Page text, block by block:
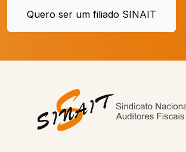
Quero ser um filiado SINAIT